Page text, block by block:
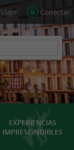
Conectar
EXPERIENCIAS
IMPRESCINDIBLES